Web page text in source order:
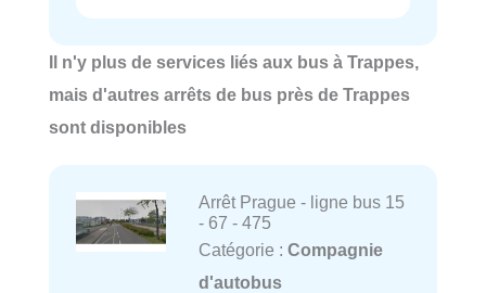
Il n'y plus de services liés aux bus à Trappes,
mais d'autres arrêts de bus près de Trappes
sont disponibles
Arrêt Prague - ligne bus 15
- 67 - 475
Catégorie : Compagnie
d'autobus